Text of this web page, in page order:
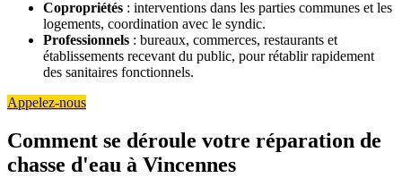
Copropriétés : interventions dans les parties communes et les
logements, coordination avec le syndic.
Professionnels : bureaux, commerces, restaurants et
établissements recevant du public, pour rétablir rapidement
des sanitaires fonctionnels.
Appelez-nous
Comment se déroule votre réparation de
chasse d'eau à Vincennes